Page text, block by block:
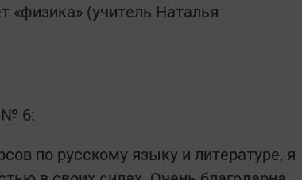
(учитель Наталья
№ 6:
по русскому языку и литературе, я